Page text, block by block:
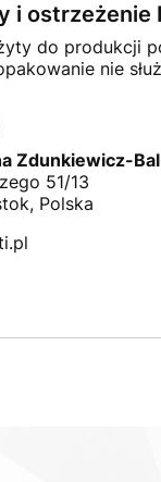
i ostrzeżenie
do produkcji
nie
Zdunkiewicz-
51/13
Polska